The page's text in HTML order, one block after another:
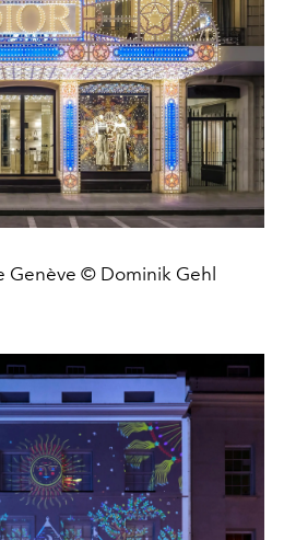
Genève © Dominik Gehl